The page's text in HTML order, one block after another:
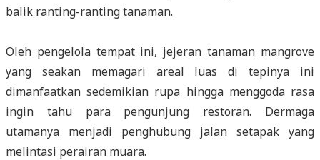
balik ranting-ranting tanaman.
Oleh pengelola tempat ini, jejeran tanaman mangrove
yang seakan memagari areal luas di tepinya ini
dimanfaatkan sedemikian rupa hingga menggoda rasa
ingin tahu para pengunjung restoran. Dermaga
utamanya menjadi penghubung jalan setapak yang
melintasi perairan muara.